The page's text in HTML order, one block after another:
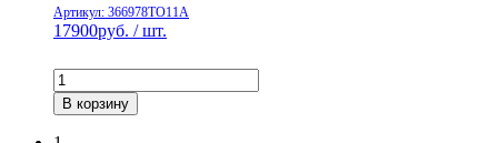
Артикул: 366978TO11A
17900руб. / шт.
В корзину